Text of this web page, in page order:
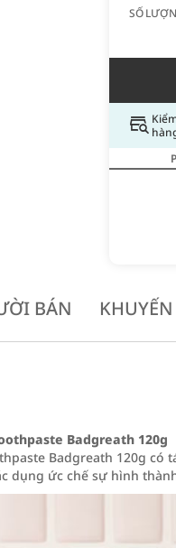
SỐ
BÁN
Badgreath 120g
Badgreath 120g có
dụng ức chế sự hình